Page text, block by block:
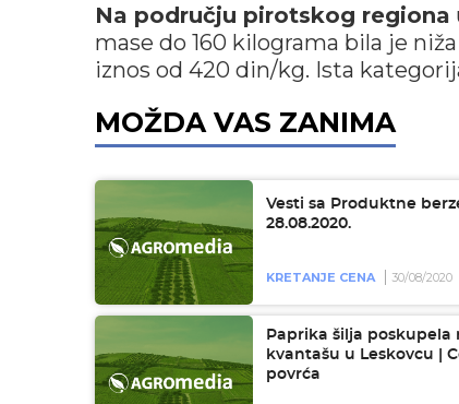
Na području pirotskog regiona
mase do 160 kilograma bila je
iznos od 420 din/kg. Ista
MOŽDA VAS ZANIMA
Vesti sa Produktne
28.08.2020.
KRETANJE CENA 30/08/2020
Paprika šilja poskupela
kvantašu u Leskovcu |
povrća